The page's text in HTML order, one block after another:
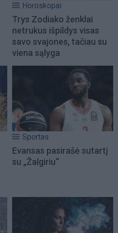
Horoskopai
Trys Zodiako ženklai
netrukus išpildys visas
savo svajones, tačiau su
viena sąlyga
Sportas
Evansas pasirašė sutartį
su „Žalgiriu“